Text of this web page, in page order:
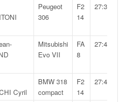
Peugeot
306
F2
14
27:39,9
Mitsubishi
Evo VII
FA
8
27:40,8
Cyril
BMW 318
compact
F2
14
27:44,7